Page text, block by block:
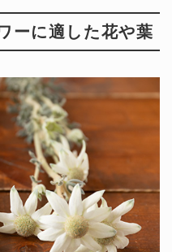
ーに適した花や葉